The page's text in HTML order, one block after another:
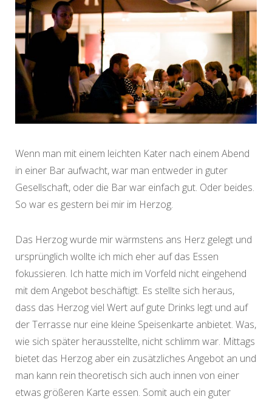
Wenn man mit einem leichten Kater nach einem Abend
in einer Bar aufwacht, war man entweder in guter
Gesellschaft, oder die Bar war einfach gut. Oder beides.
So war es gestern bei mir im Herzog.
Das Herzog wurde mir wärmstens ans Herz gelegt und
ursprünglich wollte ich mich eher auf das Essen
fokussieren. Ich hatte mich im Vorfeld nicht eingehend
mit dem Angebot beschäftigt. Es stellte sich heraus,
dass das Herzog viel Wert auf gute Drinks legt und auf
der Terrasse nur eine kleine Speisenkarte anbietet. Was,
wie sich später herausstellte, nicht schlimm war. Mittags
bietet das Herzog aber ein zusätzliches Angebot an und
man kann rein theoretisch sich auch innen von einer
etwas größeren Karte essen. Somit auch ein guter